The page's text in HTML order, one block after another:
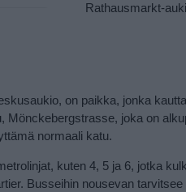
Rathausmarkt-
on paikka, jonka
Mönckebergstrasse, joka on
normaali katu.
kuten 4, 5 ja 6, jotka
Busseihin nousevan